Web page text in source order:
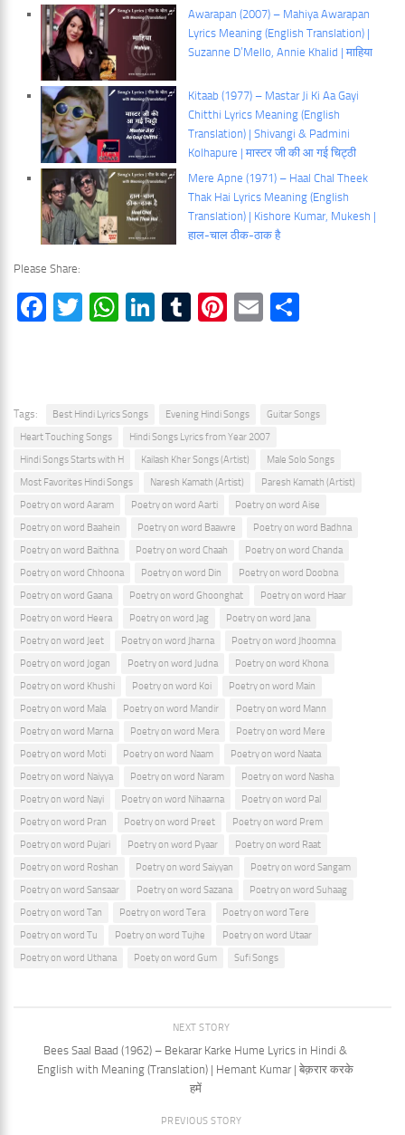
Awarapan (2007) – Mahiya Awarapan
Lyrics Meaning (English Translation) |
Suzanne D’Mello, Annie Khalid | माहिया
Kitaab (1977) – Mastar Ji Ki Aa Gayi
Chitthi Lyrics Meaning (English
Translation) | Shivangi & Padmini
Kolhapure | मास्टर जी की आ गई चिट्ठी
Mere Apne (1971) – Haal Chal Theek
Thak Hai Lyrics Meaning (English
Translation) | Kishore Kumar, Mukesh |
हाल-चाल ठीक-ठाक है
Please Share:
Facebook
TwitterWhatsApp
LinkedIn
Tumblr
Pinterest
Email
Tags: Best Hindi Lyrics Songs Evening Hindi Songs
Guitar Songs
Heart Touching Songs
Hindi Songs Lyrics from Year 2007
Hindi Songs Starts with H
Kailash Kher Songs (Artist)
Male Solo Songs
Most Favorites Hindi Songs
Naresh Kamath (Artist)
Paresh Kamath (Artist)
Poetry on word Aaram
Poetry on word Aarti
Poetry on word Aise
Poetry on word Baahein
Poetry on word Baawre
Poetry on word Badhna
Poetry on word Baithna
Poetry on word Chaah
Poetry on word Chanda
Poetry on word Chhoona
Poetry on word Din
Poetry on word Doobna
Poetry on word Gaana
Poetry on word Ghoonghat
Poetry on word Haar
Poetry on word Heera
Poetry on word Jag
Poetry on word Jana
Poetry on word Jeet
Poetry on word Jharna
Poetry on word Jhoomna
Poetry on word Jogan
Poetry on word Judna
Poetry on word Khona
Poetry on word Khushi
Poetry on word Koi
Poetry on word Main
Poetry on word Mala
Poetry on word Mandir
Poetry on word Mann
Poetry on word Marna
Poetry on word Mera
Poetry on word Mere
Poetry on word Moti
Poetry on word Naam
Poetry on word Naata
Poetry on word Naiyya
Poetry on word Naram
Poetry on word Nasha
Poetry on word Nayi
Poetry on word Nihaarna
Poetry on word Pal
Poetry on word Pran
Poetry on word Preet
Poetry on word Prem
Poetry on word Pujari
Poetry on word Pyaar
Poetry on word Raat
Poetry on word Roshan
Poetry on word Saiyyan
Poetry on word Sangam
Poetry on word Sansaar
Poetry on word Sazana
Poetry on word Suhaag
Poetry on word Tan
Poetry on word Tera
Poetry on word Tere
Poetry on word Tu
Poetry on word Tujhe
Poetry on word Utaar
Poetry on word Uthana
Poety on word Gum Sufi Songs
NEXT STORY
Bees Saal Baad (1962) – Bekarar Karke Hume Lyrics in Hindi &
English with Meaning (Translation) | Hemant Kumar | बेक़रार करके
हमें
PREVIOUS STORY